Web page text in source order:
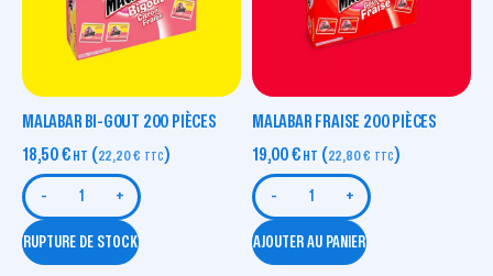
MALABAR BI-GOUT 200 PIÈCES
18,50€ HT (22,20€ TTC)
- +
RUPTURE DE STOCK
MALABAR FRAISE 200 PIÈCES
19,00€ HT (22,80€ TTC)
- +
AJOUTER AU PANIER